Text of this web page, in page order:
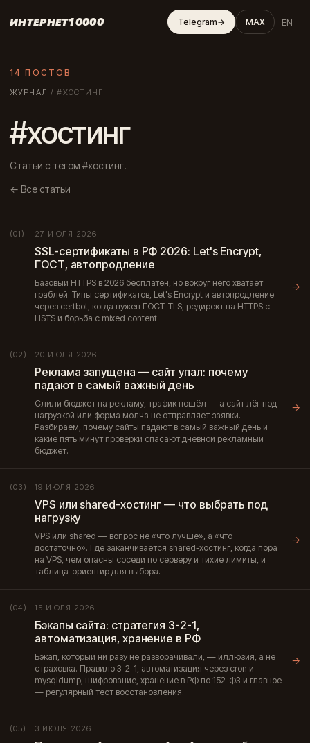
ИНТЕРНЕТ10000 Telegram→ MAX EN
14 ПОСТОВ
ЖУРНАЛ /#ХОСТИНГ
#хостинг
Статьи с тегом #хостинг.
← Все статьи
(01) 27 ИЮЛЯ 2026
SSL-сертификаты в РФ 2026: Let's Encrypt,
ГОСТ, автопродление
Базовый HTTPS в 2026 бесплатен, но вокруг него хватает
граблей. Типы сертификатов, Let's Encrypt и автопродление
через certbot, когда нужен ГОСТ-TLS, редирект на HTTPS с
HSTS и борьба с mixed content.
→
(02) 20 ИЮЛЯ 2026
Реклама запущена — сайт упал: почему
падают в самый важный день
Слили бюджет на рекламу, трафик пошёл — а сайт лёг под
нагрузкой или форма молча не отправляет заявки.
Разбираем, почему сайты падают в самый важный день и
какие пять минут проверки спасают дневной рекламный
бюджет.
→
(03) 19 ИЮЛЯ 2026
VPS или shared-хостинг — что выбрать под
нагрузку
VPS или shared — вопрос не «что лучше», а «что
достаточно». Где заканчивается shared-хостинг, когда пора
на VPS, чем опасны соседи по серверу и тихие лимиты, и
таблица-ориентир для выбора.
→
(04) 15 ИЮЛЯ 2026
Бэкапы сайта: стратегия 3-2-1,
автоматизация, хранение в РФ
Бэкап, который ни разу не разворачивали, — иллюзия, а не
страховка. Правило 3-2-1, автоматизация через cron и
mysqldump, шифрование, хранение в РФ по 152-ФЗ и главное
— регулярный тест восстановления.
→
(05) 3 ИЮЛЯ 2026